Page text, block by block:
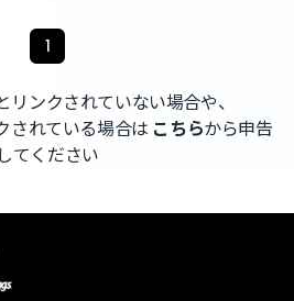
1
リンクされていない場合や、
されている場合は こちらから申告
してください